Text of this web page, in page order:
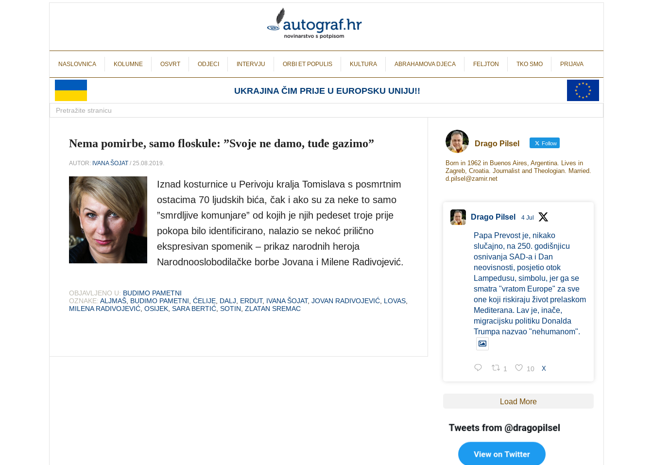
NASLOVNICA KOLUMNE OSVRT ODJECI INTERVJU ORBI ET POPULIS KULTURA ABRAHAMOVA DJECA FELJTON TKO SMO PRIJAVA
UKRAJINA ČIM PRIJE U EUROPSKU UNIJU!!
Nema pomirbe, samo floskule: ”Svoje ne damo, tuđe gazimo”
AUTOR: IVANA ŠOJAT / 25.08.2019.
Iznad kosturnice u Perivoju kralja Tomislava s posmrtnim
ostacima 70 ljudskih bića, čak i ako su za neke to samo
”smrdljive komunjare” od kojih je njih pedeset troje prije
pokopa bilo identificirano, nalazio se nekoć prilično
ekspresivan spomenik – prikaz narodnih heroja
Narodnooslobodilačke borbe Jovana i Milene Radivojević.
OBJAVLJENO U: BUDIMO PAMETNI
OZNAKE: ALJMAŠ BUDIMO PAMETNI ĆELIJE DALJ ERDUT, IVANA ŠOJAT, JOVAN RADIVOJEVIĆ LOVAS
MILENA RADIVOJEVIĆ OSIJEK SARA BERTIĆ SOTIN ZLATAN SREMAC
Drago Pilsel Follow
Born in 1962 in Buenos Aires, Argentina. Lives in
Zagreb, Croatia. Journalist and Theologian. Married.
d.pilsel@zamir.net
Drago Pilsel 4 Jul
Papa Prevost je, nikako
slučajno, na 250. godišnjicu
osnivanja SAD-a i Dan
neovisnosti, posjetio otok
Lampedusu, simbolu, jer ga se
smatra "vratom Europe" za sve
one koji riskiraju život prelaskom
Mediterana. Lav je, inače,
migracijsku politiku Donalda
Trumpa nazvao "nehumanom".
1 10 X
Load More